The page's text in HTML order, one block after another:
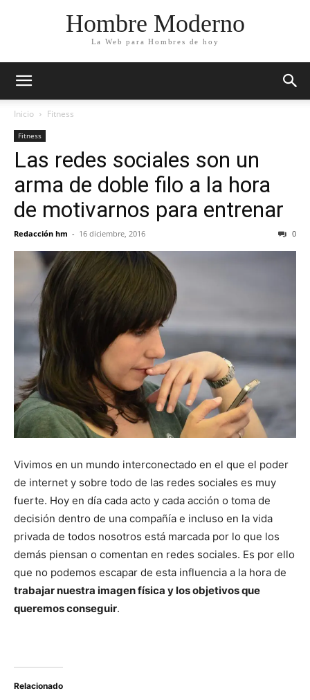
Hombre Moderno
La Web para Hombres de hoy
Inicio Fitness
Fitness
Las redes sociales son un
arma de doble filo a la hora
de motivarnos para entrenar
Redacción hm - 16 diciembre, 2016 0
Vivimos en un mundo interconectado en el que el poder
de internet y sobre todo de las redes sociales es muy
fuerte. Hoy en día cada acto y cada acción o toma de
decisión dentro de una compañía e incluso en la vida
privada de todos nosotros está marcada por lo que los
demás piensan o comentan en redes sociales. Es por ello
que no podemos escapar de esta influencia a la hora de
trabajar nuestra imagen física y los objetivos que
queremos conseguir.
Relacionado